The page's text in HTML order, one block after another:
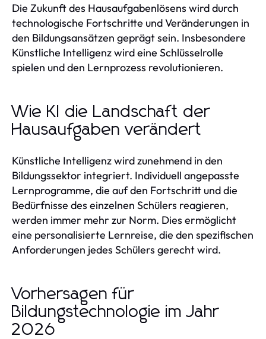
Die Zukunft des Hausaufgabenlösens wird durch
technologische Fortschritte und Veränderungen in
den Bildungsansätzen geprägt sein. Insbesondere
Künstliche Intelligenz wird eine Schlüsselrolle
spielen und den Lernprozess revolutionieren.
Wie KI die Landschaft der
Hausaufgaben verändert
Künstliche Intelligenz wird zunehmend in den
Bildungssektor integriert. Individuell angepasste
Lernprogramme, die auf den Fortschritt und die
Bedürfnisse des einzelnen Schülers reagieren,
werden immer mehr zur Norm. Dies ermöglicht
eine personalisierte Lernreise, die den spezifischen
Anforderungen jedes Schülers gerecht wird.
Vorhersagen für
Bildungstechnologie im Jahr
2026